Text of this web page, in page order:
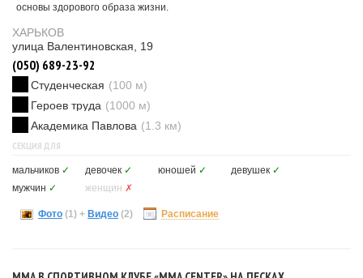
основы здорового образа жизни.
ХАРЬКОВ
улица Валентиновская, 19
(050) 689-23-92
Студенческая (100 м)
Героев труда (1000 м)
Академика Павлова (1.3 км)
СЕКЦИЯ ДЛЯ
мальчиков ✓ девочек ✓ юношей ✓ девушек ✓
мужчин ✓ женщин ✗
Фото (1) + Видео (2) Расписание